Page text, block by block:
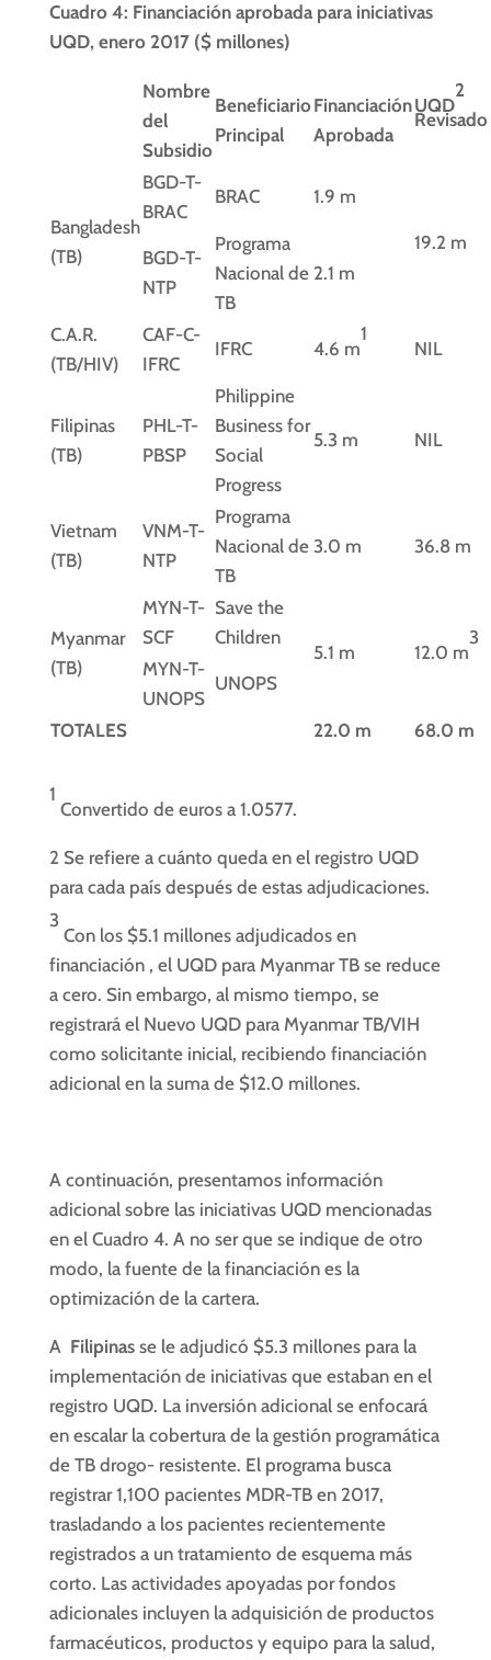
Cuadro 4: Financiación aprobada para iniciativas
UQD, enero 2017 ($ millones)
Nombre
del
Subsidio
Beneficiario
Principal
Financiación
Aprobada
UQD
2
Revisado
Bangladesh
(TB)
BGD-T-
BRAC
BRAC 1.9 m
19.2 m
BGD-T-
NTP
Programa
Nacional de
TB
2.1 m
C.A.R.
(TB/HIV)
CAF-C-
IFRC
IFRC 4.6 m
1
NIL
Filipinas
(TB)
PHL-T-
PBSP
Philippine
Business for
Social
Progress
5.3 m NIL
Vietnam
(TB)
VNM-T-
NTP
Programa
Nacional de
TB
3.0 m 36.8 m
Myanmar
(TB)
MYN-T-
SCF
Save the
Children
5.1 m 12.0 m
3
MYN-T-
UNOPS
UNOPS
TOTALES 22.0 m 68.0 m
1
Convertido de euros a 1.0577.
2 Se refiere a cuánto queda en el registro UQD
para cada país después de estas adjudicaciones.
3
Con los $5.1 millones adjudicados en
financiación , el UQD para Myanmar TB se reduce
a cero. Sin embargo, al mismo tiempo, se
registrará el Nuevo UQD para Myanmar TB/VIH
como solicitante inicial, recibiendo financiación
adicional en la suma de $12.0 millones.
A continuación, presentamos información
adicional sobre las iniciativas UQD mencionadas
en el Cuadro 4. A no ser que se indique de otro
modo, la fuente de la financiación es la
optimización de la cartera.
A Filipinas se le adjudicó $5.3 millones para la
implementación de iniciativas que estaban en el
registro UQD. La inversión adicional se enfocará
en escalar la cobertura de la gestión programática
de TB drogo- resistente. El programa busca
registrar 1,100 pacientes MDR-TB en 2017,
trasladando a los pacientes recientemente
registrados a un tratamiento de esquema más
corto. Las actividades apoyadas por fondos
adicionales incluyen la adquisición de productos
farmacéuticos, productos y equipo para la salud,